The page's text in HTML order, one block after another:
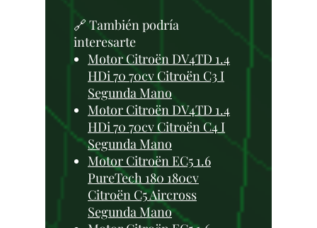
🔗 También podría
interesarte
Motor Citroën DV4TD 1.4
HDi 70 70cv Citroën C3 I
Segunda Mano
Motor Citroën DV4TD 1.4
HDi 70 70cv Citroën C4 I
Segunda Mano
Motor Citroën EC5 1.6
PureTech 180 180cv
Citroën C5 Aircross
Segunda Mano